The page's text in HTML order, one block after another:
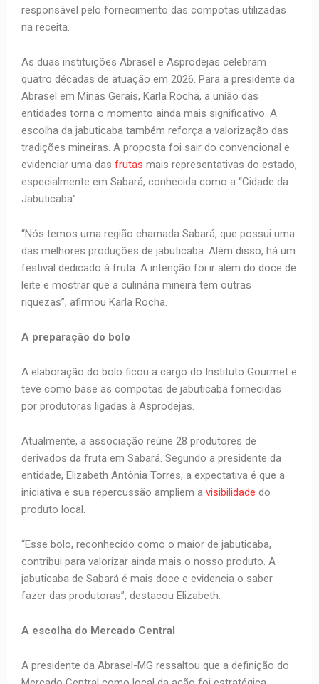
responsável pelo fornecimento das compotas utilizadas
na receita.
As duas instituições Abrasel e Asprodejas celebram
quatro décadas de atuação em 2026. Para a presidente da
Abrasel em Minas Gerais, Karla Rocha, a união das
entidades torna o momento ainda mais significativo. A
escolha da jabuticaba também reforça a valorização das
tradições mineiras. A proposta foi sair do convencional e
evidenciar uma das frutas mais representativas do estado,
especialmente em Sabará, conhecida como a “Cidade da
Jabuticaba”.
“Nós temos uma região chamada Sabará, que possui uma
das melhores produções de jabuticaba. Além disso, há um
festival dedicado à fruta. A intenção foi ir além do doce de
leite e mostrar que a culinária mineira tem outras
riquezas”, afirmou Karla Rocha.
A preparação do bolo
A elaboração do bolo ficou a cargo do Instituto Gourmet e
teve como base as compotas de jabuticaba fornecidas
por produtoras ligadas à Asprodejas.
Atualmente, a associação reúne 28 produtores de
derivados da fruta em Sabará. Segundo a presidente da
entidade, Elizabeth Antônia Torres, a expectativa é que a
iniciativa e sua repercussão ampliem a visibilidade do
produto local.
“Esse bolo, reconhecido como o maior de jabuticaba,
contribui para valorizar ainda mais o nosso produto. A
jabuticaba de Sabará é mais doce e evidencia o saber
fazer das produtoras”, destacou Elizabeth.
A escolha do Mercado Central
A presidente da Abrasel-MG ressaltou que a definição do